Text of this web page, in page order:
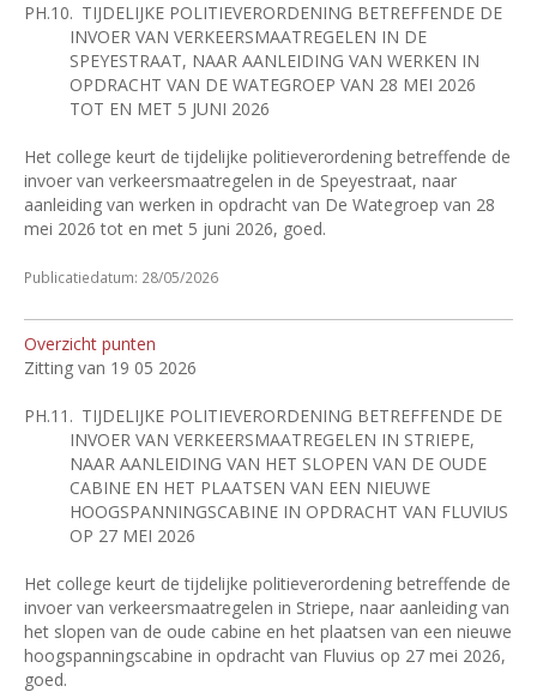
PH.10. TIJDELIJKE POLITIEVERORDENING BETREFFENDE DE
INVOER VAN VERKEERSMAATREGELEN IN DE
SPEYESTRAAT, NAAR AANLEIDING VAN WERKEN IN
OPDRACHT VAN DE WATEGROEP VAN 28 MEI 2026
TOT EN MET 5 JUNI 2026
Het college keurt de tijdelijke politieverordening betreffende de
invoer van verkeersmaatregelen in de Speyestraat, naar
aanleiding van werken in opdracht van De Wategroep van 28
mei 2026 tot en met 5 juni 2026, goed.
Publicatiedatum: 28/05/2026
Overzicht punten
Zitting van 19 05 2026
PH.11. TIJDELIJKE POLITIEVERORDENING BETREFFENDE DE
INVOER VAN VERKEERSMAATREGELEN IN STRIEPE,
NAAR AANLEIDING VAN HET SLOPEN VAN DE OUDE
CABINE EN HET PLAATSEN VAN EEN NIEUWE
HOOGSPANNINGSCABINE IN OPDRACHT VAN FLUVIUS
OP 27 MEI 2026
Het college keurt de tijdelijke politieverordening betreffende de
invoer van verkeersmaatregelen in Striepe, naar aanleiding van
het slopen van de oude cabine en het plaatsen van een nieuwe
hoogspanningscabine in opdracht van Fluvius op 27 mei 2026,
goed.